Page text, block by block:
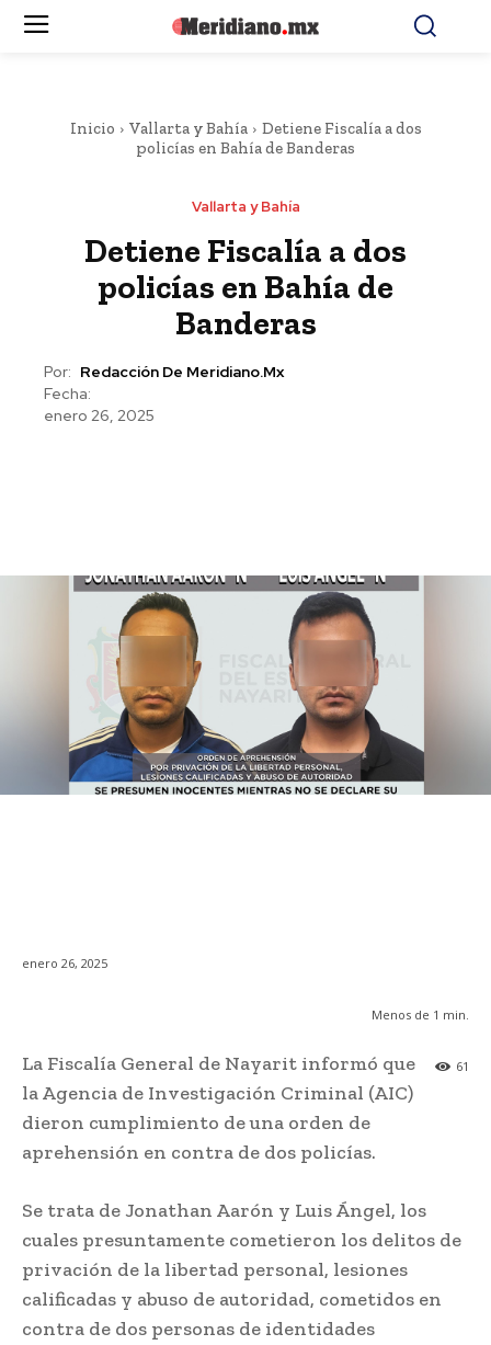
Inicio Vallarta y Bahía
Detiene Fiscalía a dos
policías en Bahía de Banderas
Vallarta y Bahía
Detiene Fiscalía a dos
policías en Bahía de
Banderas
Por: Redacción De Meridiano.mx
Fecha:
enero 26, 2025
enero 26, 2025
Menos de 1 min.
61
La Fiscalía General de Nayarit informó que
la Agencia de Investigación Criminal (AIC)
dieron cumplimiento de una orden de
aprehensión en contra de dos policías.
Se trata de Jonathan Aarón y Luis Ángel, los
cuales presuntamente cometieron los delitos de
privación de la libertad personal, lesiones
calificadas y abuso de autoridad, cometidos en
contra de dos personas de identidades